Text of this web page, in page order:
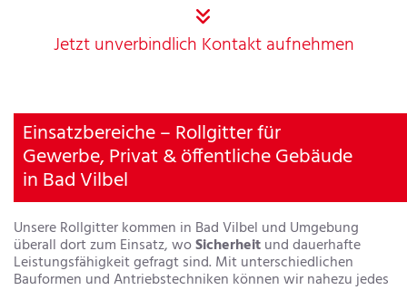

Jetzt unverbindlich Kontakt aufnehmen
Einsatzbereiche – Rollgitter für
Gewerbe, Privat & öffentliche Gebäude
in Bad Vilbel
Unsere Rollgitter kommen in Bad Vilbel und Umgebung
überall dort zum Einsatz, woSicherheitund dauerhafte
Leistungsfähigkeit gefragt sind. Mit unterschiedlichen
Bauformen und Antriebstechniken können wir nahezu jedes